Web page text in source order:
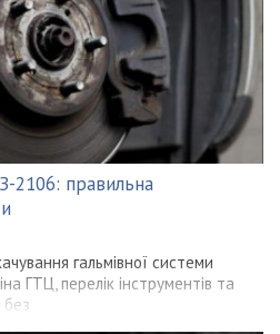
2106: правильна
гальмівної системи
ГТЦ, перелік інструментів та
без